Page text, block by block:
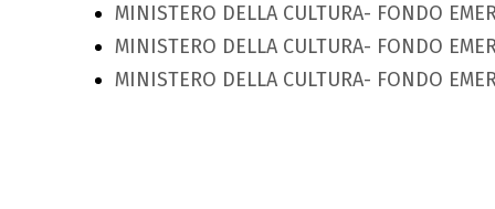
MINISTERO DELLA CULTURA- FONDO
MINISTERO DELLA CULTURA- FONDO
MINISTERO DELLA CULTURA- FONDO